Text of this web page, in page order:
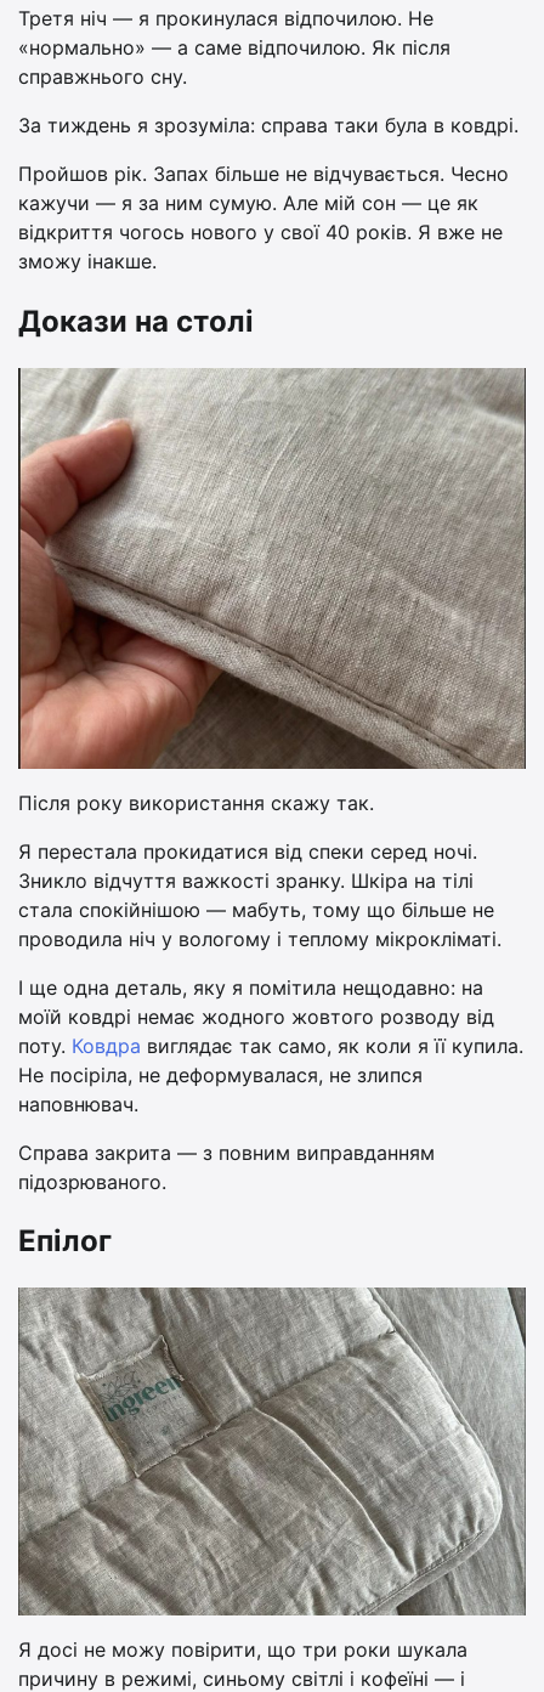
Третя ніч — я прокинулася відпочилою. Не
«нормально» — а саме відпочилою. Як після
справжнього сну.
За тиждень я зрозуміла: справа таки була в ковдрі.
Пройшов рік. Запах більше не відчувається. Чесно
кажучи — я за ним сумую. Але мій сон — це як
відкриття чогось нового у свої 40 років. Я вже не
зможу інакше.
Докази на столі
Після року використання скажу так.
Я перестала прокидатися від спеки серед ночі.
Зникло відчуття важкості зранку. Шкіра на тілі
стала спокійнішою — мабуть, тому що більше не
проводила ніч у вологому і теплому мікрокліматі.
І ще одна деталь, яку я помітила нещодавно: на
моїй ковдрі немає жодного жовтого розводу від
поту. Ковдра виглядає так само, як коли я її купила.
Не посіріла, не деформувалася, не злипся
наповнювач.
Справа закрита — з повним виправданням
підозрюваного.
Епілог
Я досі не можу повірити, що три роки шукала
причину в режимі, синьому світлі і кофеїні — і